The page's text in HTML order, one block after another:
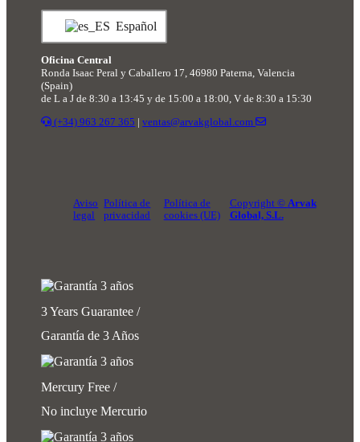
Español
Oficina Central
Ronda Isaac Peral y Caballero 17, 46980 Paterna, Valencia
(Spain)
de L a J de 8:30 a 13:45 y de 15:00 a 18:00, V de 8:30 a 15:30
(+34) 963 267 365 |ventas@arvakglobal.com
Aviso
legal
Política de
privacidad
Política de
cookies (UE)
Copyright © Arvak
Global, S.L.
3 Years Guarantee /
Garantía de 3 Años
Mercury Free /
No incluye Mercurio